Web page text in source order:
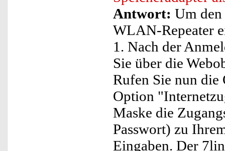
Antwort: Um
WLAN-Repeater
1. Nach der
Sie über die
Rufen Sie nun
Option
Maske die
Passwort) zu
Eingaben. Der